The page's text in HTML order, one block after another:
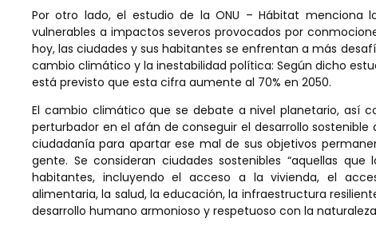
Por otro lado, el estudio de la ONU – Hábitat menciona
vulnerables a impactos severos provocados por
hoy, las ciudades y sus habitantes se enfrentan a más
cambio climático y la inestabilidad política: Según dicho
está previsto que esta cifra aumente al 70% en 2050.
El cambio climático que se debate a nivel planetario, así
perturbador en el afán de conseguir el desarrollo
ciudadanía para apartar ese mal de sus objetivos
gente. Se consideran ciudades sostenibles “aquellas
habitantes, incluyendo el acceso a la vivienda, el
alimentaria, la salud, la educación, la infraestructura
desarrollo humano armonioso y respetuoso con la